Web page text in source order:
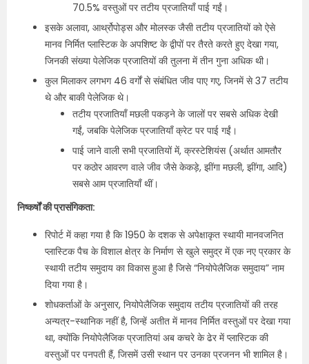
70.5% वस्तुओं पर तटीय प्रजातियाँ पाई गईं।
इसके अलावा, आर्थ्रोपोड्स और मोलस्क जैसी तटीय प्रजातियों को ऐसे
मानव निर्मित प्लास्टिक के अपशिष्ट के द्वीपों पर तैरते करते हुए देखा गया,
जिनकी संख्या पेलेजिक प्रजातियों की तुलना में तीन गुना अधिक थी।
कुल मिलाकर लगभग 46 वर्गों से संबंधित जीव पाए गए, जिनमें से 37 तटीय
थे और बाकी पेलेजिक थे।
तटीय प्रजातियाँ मछली पकड़ने के जालों पर सबसे अधिक देखी
गईं, जबकि पेलेजिक प्रजातियाँ क्रेट पर पाई गईं।
पाई जाने वाली सभी प्रजातियों में, क्रस्टेशियंस (अर्थात आमतौर
पर कठोर आवरण वाले जीव जैसे केकड़े, झींगा मछली, झींगा, आदि)
सबसे आम प्रजातियाँ थीं।
निष्कर्षों की प्रासंगिकता:
रिपोर्ट में कहा गया है कि 1950 के दशक से अपेक्षाकृत स्थायी मानवजनित
प्लास्टिक पैच के विशाल क्षेत्र के निर्माण से खुले समुद्र में एक नए प्रकार के
स्थायी तटीय समुदाय का विकास हुआ है जिसे “नियोपेलैजिक समुदाय” नाम
दिया गया है।
शोधकर्ताओं के अनुसार, नियोपेलैजिक समुदाय तटीय प्रजातियों की तरह
अन्यत्र-स्थानिक नहीं है, जिन्हें अतीत में मानव निर्मित वस्तुओं पर देखा गया
था, क्योंकि नियोपेलैजिक प्रजातियां अब कचरे के ढेर में प्लास्टिक की
वस्तुओं पर पनपती हैं, जिसमें उसी स्थान पर उनका प्रजनन भी शामिल है।